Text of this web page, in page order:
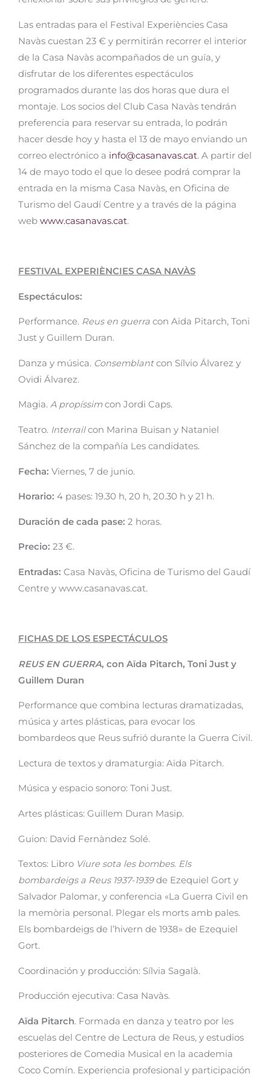
Las entradas para el Festival Experiències Casa
Navàs cuestan 23 € y permitirán recorrer el interior
de la Casa Navàs acompañados de un guía, y
disfrutar de los diferentes espectáculos
programados durante las dos horas que dura el
montaje. Los socios del Club Casa Navàs tendrán
preferencia para reservar su entrada, lo podrán
hacer desde hoy y hasta el 13 de mayo enviando un
correo electrónico a info@casanavas.cat. A partir del
14 de mayo todo el que lo desee podrá comprar la
entrada en la misma Casa Navàs, en Oficina de
Turismo del Gaudí Centre y a través de la página
web www.casanavas.cat.
FESTIVAL EXPERIÈNCIES CASA NAVÀS
Espectáculos:
Performance. Reus en guerra con Aïda Pitarch, Toni
Just y Guillem Duran.
Danza y música. Consemblantcon Sílvio Álvarez y
Ovidi Álvarez.
Magia. A propíssimcon Jordi Caps.
Teatro. Interrailcon Marina Buisan y Nataniel
Sánchez de la compañía Les candidates.
Fecha: Viernes, 7 de junio.
Horario: 4 pases: 19.30 h, 20 h, 20.30 h y 21 h.
Duración de cada pase: 2 horas.
Precio: 23 €.
Entradas: Casa Navàs, Oficina de Turismo del Gaudí
Centre y www.casanavas.cat.
FICHAS DE LOS ESPECTÁCULOS
REUS EN GUERRA, con Aïda Pitarch, Toni Just y
Guillem Duran
Performance que combina lecturas dramatizadas,
música y artes plásticas, para evocar los
bombardeos que Reus sufrió durante la Guerra Civil.
Lectura de textos y dramaturgia: Aïda Pitarch.
Música y espacio sonoro: Toni Just.
Artes plásticas: Guillem Duran Masip.
Guion: David Fernàndez Solé.
Textos: Libro Viure sota les bombes. Els
bombardeigs a Reus 1937-1939de Ezequiel Gort y
Salvador Palomar, y conferencia «La Guerra Civil en
la memòria personal. Plegar els morts amb pales.
Els bombardeigs de l’hivern de 1938» de Ezequiel
Gort.
Coordinación y producción: Sílvia Sagalà.
Producción ejecutiva: Casa Navàs.
Aïda Pitarch. Formada en danza y teatro por les
escuelas del Centre de Lectura de Reus, y estudios
posteriores de Comedia Musical en la academia
Coco Comín. Experiencia profesional y participación